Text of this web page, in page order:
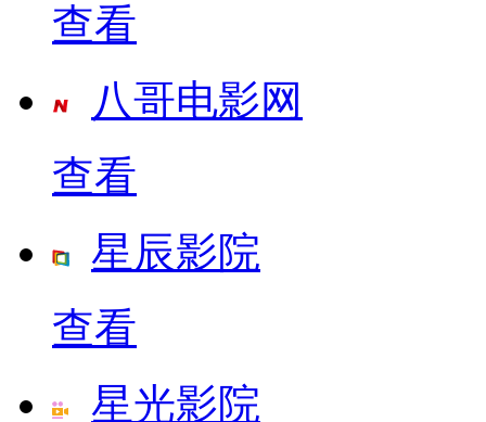
查看
八哥电影网
查看
星辰影院
查看
星光影院